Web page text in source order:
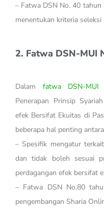
– Fatwa DSN No. 40 tahun
menentukan kriteria
2. Fatwa DSN-MUI
Dalam fatwa DSN-
Penerapan Prinsip
efek Bersifat Ekuitas di
beberapa hal penting
– Spesifik mengatur
dan tidak boleh sesuai
perdagangan efek bersifat
– Fatwa DSN No.80
pengembangan Sharia